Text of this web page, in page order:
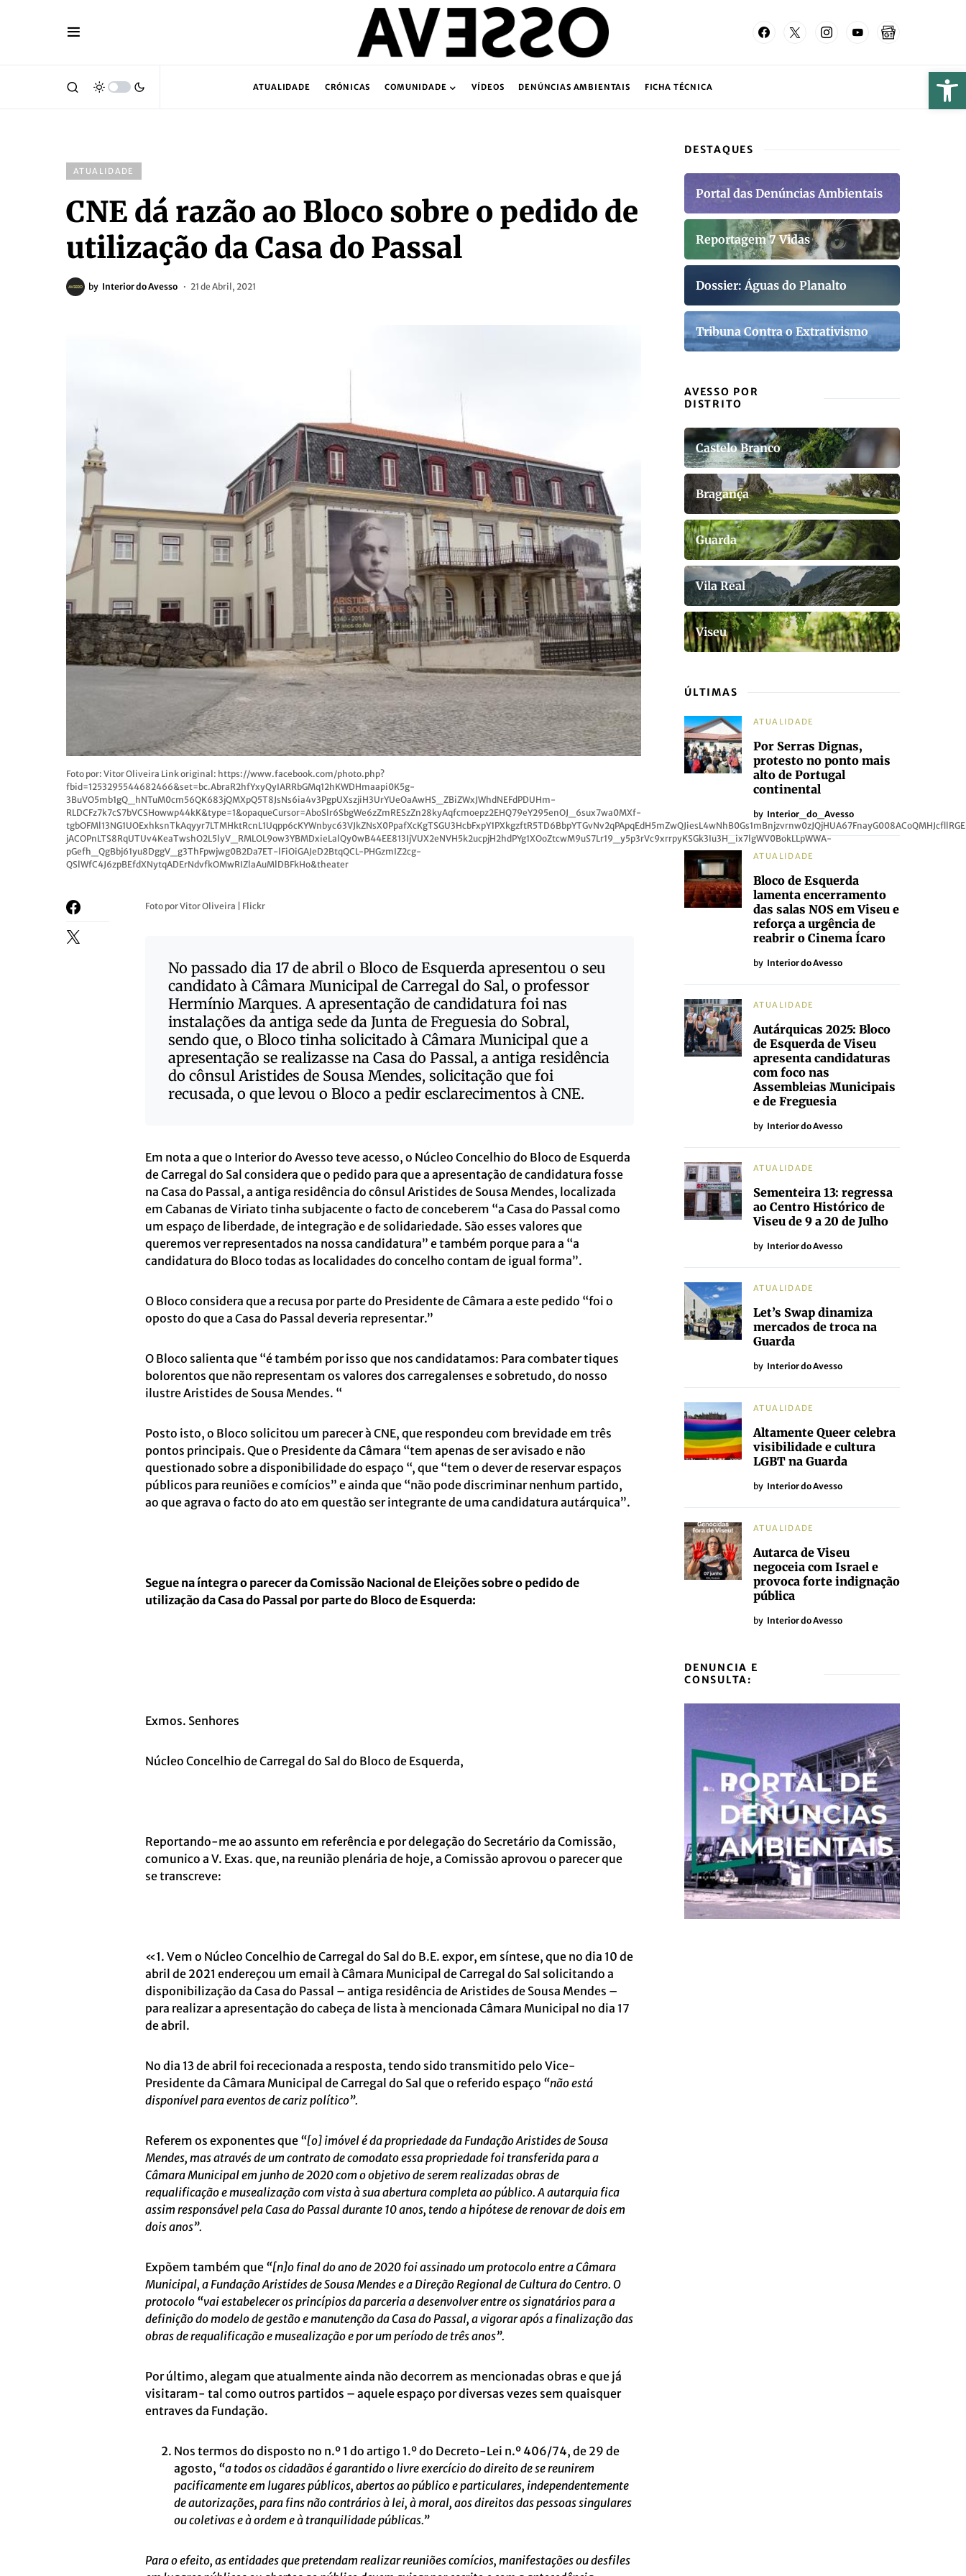
ATUALIDADE CRÓNICAS COMUNIDADE VÍDEOS DENÚNCIAS AMBIENTAIS FICHA TÉCNICA
ATUALIDADE
CNE dá razão ao Bloco sobre o pedido de
utilização da Casa do Passal
by Interior do Avesso 21 de Abril, 2021
Foto por: Vitor Oliveira Link original: https://www.facebook.com/photo.php?
fbid=1253295544682466&set=bc.AbraR2hfYxyQyIARRbGMq12hKWDHmaapi0K5g-
3BuVO5mb1gQ_hNTuM0cm56QK683jQMXpQ5T8JsNs6ia4v3PgpUXszjiH3UrYUeOaAwHS_ZBiZWxJWhdNEFdPDUHm-
RLDCFz7k7cS7bVCSHowwp44kK&type=1&opaqueCursor=AboSlr6SbgWe6zZmRESzZn28kyAqfcmoepz2EHQ79eY295enOJ_6sux7wa0MXf-
jACOPnLTS8RqUTUv4KeaTwshO2L5lyV_RMLOL9ow3YBMDxieLalQy0wB44EE813IjVUX2eNVH5k2ucpjH2hdPYg1XOoZtcwM9uS7Lr19_y5p3rVc9xrrpyKSGk3Iu3H_ix7lgWV0BokLLpWWA-
pGefh_QgBbj61yu8DggV_g3ThFpwjwg0B2Da7ET-lFiOiGAJeD2BtqQCL-PHGzmIZ2cg-
QSlWfC4J6zpBEfdXNytqADErNdvfkOMwRIZlaAuMlDBFkHo&theater
Foto por Vitor Oliveira | Flickr
No passado dia 17 de abril o Bloco de Esquerda apresentou o seu
candidato à Câmara Municipal de Carregal do Sal, o professor
Hermínio Marques. A apresentação de candidatura foi nas
instalações da antiga sede da Junta de Freguesia do Sobral,
sendo que, o Bloco tinha solicitado à Câmara Municipal que a
apresentação se realizasse na Casa do Passal, a antiga residência
do cônsul Aristides de Sousa Mendes, solicitação que foi
recusada, o que levou o Bloco a pedir esclarecimentos à CNE.
Em nota a que o Interior do Avesso teve acesso, o Núcleo Concelhio do Bloco de Esquerda
de Carregal do Sal considera que o pedido para que a apresentação de candidatura fosse
na Casa do Passal, a antiga residência do cônsul Aristides de Sousa Mendes, localizada
em Cabanas de Viriato tinha subjacente o facto de conceberem “a Casa do Passal como
um espaço de liberdade, de integração e de solidariedade. São esses valores que
queremos ver representados na nossa candidatura” e também porque para a “a
candidatura do Bloco todas as localidades do concelho contam de igual forma”.
O Bloco considera que a recusa por parte do Presidente de Câmara a este pedido “foi o
oposto do que a Casa do Passal deveria representar.”
O Bloco salienta que “é também por isso que nos candidatamos: Para combater tiques
bolorentos que não representam os valores dos carregalenses e sobretudo, do nosso
ilustre Aristides de Sousa Mendes. “
Posto isto, o Bloco solicitou um parecer à CNE, que respondeu com brevidade em três
pontos principais. Que o Presidente da Câmara “tem apenas de ser avisado e não
questionado sobre a disponibilidade do espaço “, que “tem o dever de reservar espaços
públicos para reuniões e comícios” e ainda que “não pode discriminar nenhum partido,
ao que agrava o facto do ato em questão ser integrante de uma candidatura autárquica”.
Segue na íntegra o parecer da Comissão Nacional de Eleições sobre o pedido de
utilização da Casa do Passal por parte do Bloco de Esquerda:
Exmos. Senhores
Núcleo Concelhio de Carregal do Sal do Bloco de Esquerda,
Reportando-me ao assunto em referência e por delegação do Secretário da Comissão,
comunico a V. Exas. que, na reunião plenária de hoje, a Comissão aprovou o parecer que
se transcreve:
«1. Vem o Núcleo Concelhio de Carregal do Sal do B.E. expor, em síntese, que no dia 10 de
abril de 2021 endereçou um email à Câmara Municipal de Carregal do Sal solicitando a
disponibilização da Casa do Passal – antiga residência de Aristides de Sousa Mendes –
para realizar a apresentação do cabeça de lista à mencionada Câmara Municipal no dia 17
de abril.
No dia 13 de abril foi rececionada a resposta, tendo sido transmitido pelo Vice-
Presidente da Câmara Municipal de Carregal do Sal que o referido espaço “não está
disponível para eventos de cariz político”.
Referem os exponentes que “[o] imóvel é da propriedade da Fundação Aristides de Sousa
Mendes, mas através de um contrato de comodato essa propriedade foi transferida para a
Câmara Municipal em junho de 2020 com o objetivo de serem realizadas obras de
requalificação e musealização com vista à sua abertura completa ao público. A autarquia fica
assim responsável pela Casa do Passal durante 10 anos, tendo a hipótese de renovar de dois em
dois anos”.
Expõem também que “[n]o final do ano de 2020 foi assinado um protocolo entre a Câmara
Municipal, a Fundação Aristides de Sousa Mendes e a Direção Regional de Cultura do Centro. O
protocolo “vai estabelecer os princípios da parceria a desenvolver entre os signatários para a
definição do modelo de gestão e manutenção da Casa do Passal, a vigorar após a finalização das
obras de requalificação e musealização e por um período de três anos”.
Por último, alegam que atualmente ainda não decorrem as mencionadas obras e que já
visitaram- tal como outros partidos – aquele espaço por diversas vezes sem quaisquer
entraves da Fundação.
Nos termos do disposto no n.º 1 do artigo 1.º do Decreto-Lei n.º 406/74, de 29 de
agosto, “a todos os cidadãos é garantido o livre exercício do direito de se reunirem
pacificamente em lugares públicos, abertos ao público e particulares, independentemente
de autorizações, para fins não contrários à lei, à moral, aos direitos das pessoas singulares
ou coletivas e à ordem e à tranquilidade públicas.”
Para o efeito, as entidades que pretendam realizar reuniões comícios, manifestações ou desfiles
DESTAQUES
Portal das Denúncias Ambientais
Reportagem 7 Vidas
Dossier: Águas do Planalto
Tribuna Contra o Extrativismo
AVESSO POR
DISTRITO
Castelo Branco
Bragança
Guarda
Vila Real
Viseu
ÚLTIMAS
ATUALIDADE
Por Serras Dignas,
protesto no ponto mais
alto de Portugal
continental
by Interior_do_Avesso
ATUALIDADE
Bloco de Esquerda
lamenta encerramento
das salas NOS em Viseu e
reforça a urgência de
reabrir o Cinema Ícaro
by Interior do Avesso
ATUALIDADE
Autárquicas 2025: Bloco
de Esquerda de Viseu
apresenta candidaturas
com foco nas
Assembleias Municipais
e de Freguesia
by Interior do Avesso
ATUALIDADE
Sementeira 13: regressa
ao Centro Histórico de
Viseu de 9 a 20 de Julho
by Interior do Avesso
ATUALIDADE
Let’s Swap dinamiza
mercados de troca na
Guarda
by Interior do Avesso
ATUALIDADE
Altamente Queer celebra
visibilidade e cultura
LGBT na Guarda
by Interior do Avesso
ATUALIDADE
Autarca de Viseu
negoceia com Israel e
provoca forte indignação
pública
by Interior do Avesso
DENUNCIA E
CONSULTA: